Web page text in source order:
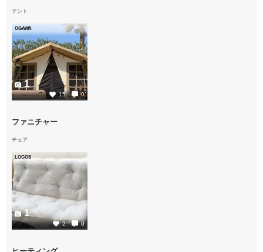
テント
OGAWA
15 0
1
ファニチャー
チェア
LOGOS
2 0
1